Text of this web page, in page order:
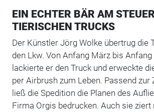
EIN ECHTER BÄR AM
TIERISCHEN TRUCKS
Der Künstler Jörg Wolke übertrug die
den Lkw. Von Anfang März bis
lackierte er den Truck und erweckte
per Airbrush zum Leben. Passend zur
ließ die Spedition die Planen des
Firma Orgis bedrucken. Auch sie ziert